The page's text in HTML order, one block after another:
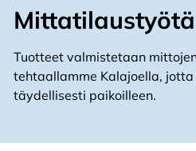
Mittatilaustyötä
Tuotteet valmistetaan
tehtaallamme Kalajoella,
täydellisesti paikoilleen.